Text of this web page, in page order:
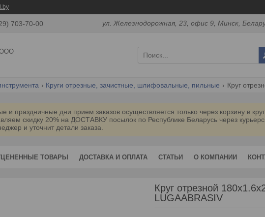
703-70-00 ул. Железнодорожная, 23, офис 9, Минск,
ООО
Круги отрезные, зачистные, шлифовальные, пильные Круг
и праздничные дни прием заказов осуществляется только через корзину в
скидку 20% на ДОСТАВКУ посылок по Республике Беларусь через
и уточнит детали заказа.
ТОВАРЫ ДОСТАВКА И ОПЛАТА СТАТЬИ О КОМПАНИИ
Круг отрезной
LUGAABRASIV